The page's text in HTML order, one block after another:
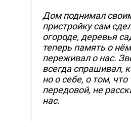
Дом поднимал
пристройку сам
огороде, деревья
теперь память о
переживал о нас.
всегда спрашивал,
но о себе, о том, что
передовой, не
нас.